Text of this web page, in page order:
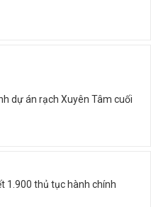
dự án rạch Xuyên Tâm cuối
1.900 thủ tục hành chính